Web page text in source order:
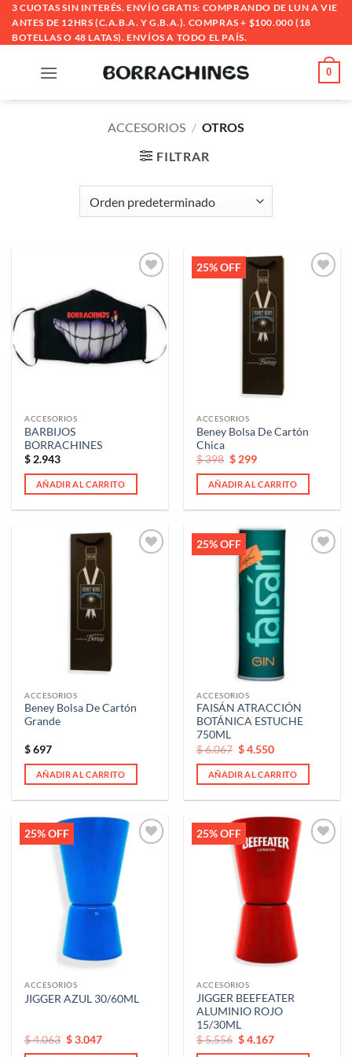
Saltar
contenido
3 CUOTAS SIN INTERÉS. ENVÍO GRATIS: COMPRANDO DE LUN A VIE
ANTES DE 12HRS (C.A.B.A. Y G.B.A.). COMPRAS + $100.000 (18
BOTELLAS O 48 LATAS). ENVÍOS A TODO EL PAÍS.
0
ACCESORIOS / OTROS
FILTRAR
lista de
deseos
ACCESORIOS
BARBIJOS
BORRACHINES
$ 2.943
AÑADIR AL CARRITO
25% OFF
ACCESORIOS
Beney Bolsa De Cartón
Chica
El
precio
original
era:
$398 El
actual
es:
$ 299
AÑADIR AL CARRITO
ACCESORIOS
Beney Bolsa De Cartón
Grande
$697
AÑADIR AL CARRITO
25% OFF
ACCESORIOS
FAISÁN ATRACCIÓN
BOTÁNICA ESTUCHE
750ML
El
precio
original
era:
$6.067 El
actual
es:
$4.550
AÑADIR AL CARRITO
25% OFF
ACCESORIOS
JIGGER AZUL 30/60ML
El
precio
$4.063 El
precio
$3.047
25% OFF
ACCESORIOS
JIGGER BEEFEATER
ALUMINIO ROJO
15/30ML
El
precio
$5.556 El
precio
$4.167